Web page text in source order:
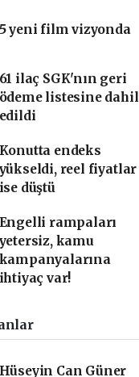
5 yeni film vizyonda
61 ilaç SGK'nın geri
ödeme listesine dahil
edildi
Konutta endeks
yükseldi, reel fiyatlar
ise düştü
Engelli rampaları
yetersiz, kamu
kampanyalarına
ihtiyaç var!
Hüseyin Can Güner